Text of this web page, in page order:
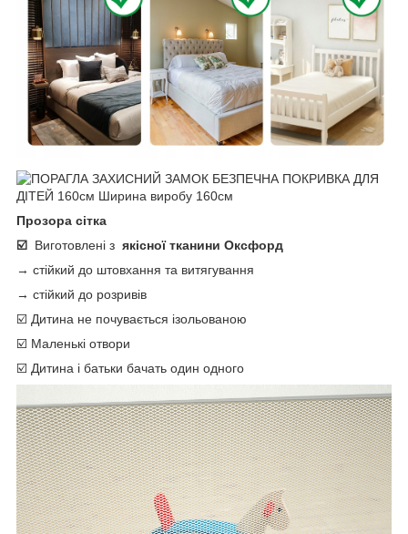
Прозора сітка
☑️ Виготовлені з якісної тканини Оксфорд
→ стійкий до штовхання та витягування
→ стійкий до розривів
☑️ Дитина не почувається ізольованою
☑️ Маленькі отвори
☑️ Дитина і батьки бачать один одного